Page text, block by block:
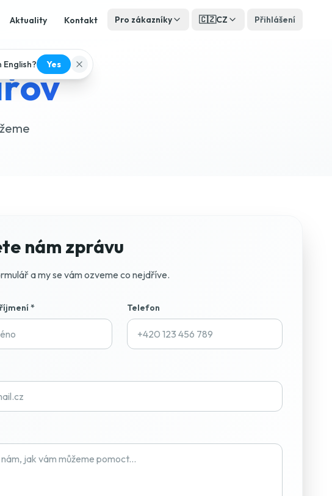
English? Yes
Aktuality Kontakt Pro zákazníky 🇨🇿CZ Přihlášení
nám zprávu
a my se vám ozveme co nejdříve.
* Telefon